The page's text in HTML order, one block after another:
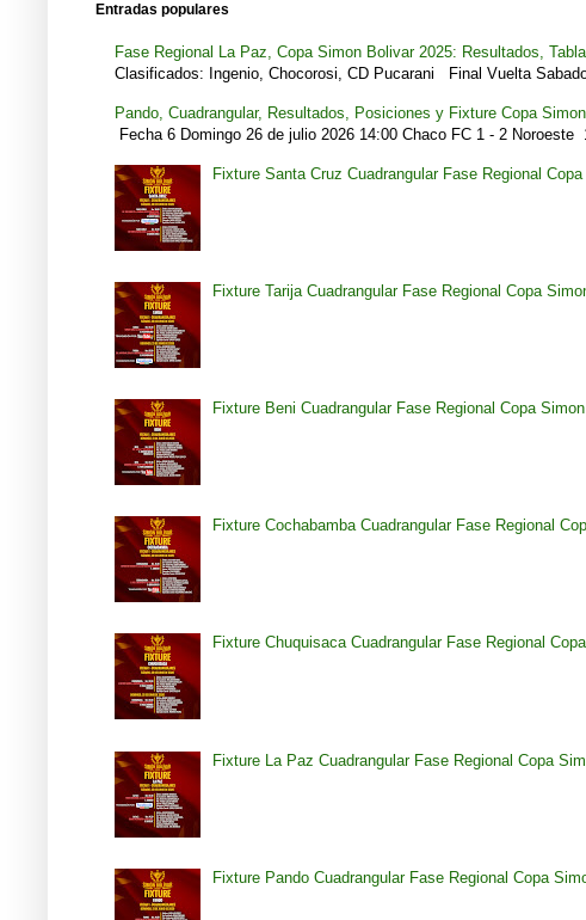
Entradas populares
Fase Regional La Paz, Copa Simon Bolivar 2025: Resultados,
Clasificados: Ingenio, Chocorosi, CD Pucarani Final Vuelta
Pando, Cuadrangular, Resultados, Posiciones y Fixture Copa
Fecha 6 Domingo 26 de julio 2026 14:00 Chaco FC 1 - 2
Fixture Santa Cruz Cuadrangular Fase Regional
Fixture Tarija Cuadrangular Fase Regional Copa
Fixture Beni Cuadrangular Fase Regional Copa
Fixture Cochabamba Cuadrangular Fase Regional
Fixture Chuquisaca Cuadrangular Fase Regional
Fixture La Paz Cuadrangular Fase Regional Copa
Fixture Pando Cuadrangular Fase Regional Copa